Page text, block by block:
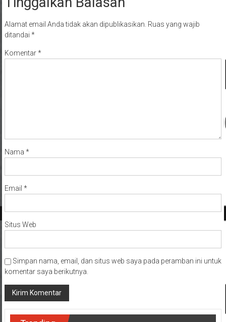
Alamat email Anda tidak akan dipublikasikan. Ruas yang wajib
ditandai *
Komentar*
Nama *
Email *
Situs Web
Simpan nama, email, dan situs web saya pada peramban ini untuk
komentar saya berikutnya.